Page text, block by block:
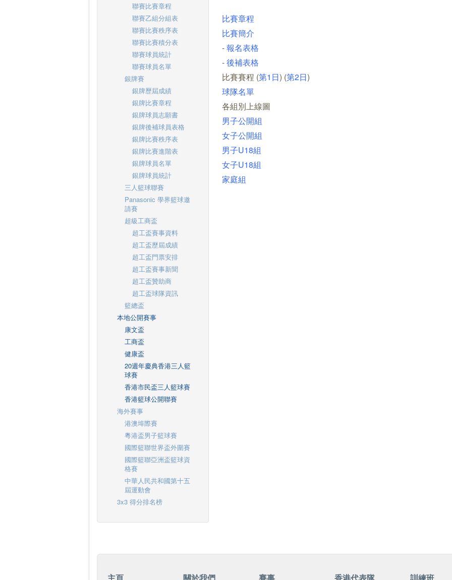
聯賽比賽章程
聯賽乙組分組表
聯賽比賽秩序表
聯賽比賽積分表
聯賽球員統計
聯賽球員名單
銀牌賽
銀牌歷屆成績
銀牌比賽章程
銀牌球員志願書
銀牌後補球員表格
銀牌比賽秩序表
銀牌比賽進階表
銀牌球員名單
銀牌球員統計
三人籃球聯賽
Panasonic 學界籃球邀
請賽
超級工商盃
超工盃賽事資料
超工盃歷屆成績
超工盃門票安排
超工盃賽事新聞
超工盃贊助商
超工盃球隊資訊
籃總盃
本地公開賽事
康文盃
工商盃
健康盃
20週年慶典香港三人籃
球賽
香港市民盃三人籃球賽
香港籃球公開聯賽
海外賽事
港澳埠際賽
粵港盃男子籃球賽
國際籃聯世界盃外圍賽
國際籃聯亞洲盃籃球資
格賽
中華人民共和國第十五
屆運動會
3x3 得分排名榜
比賽章程
比賽簡介
-報名表格
-後補表格
比賽賽程 (第1日) (第2日)
球隊名單
各組別上線圖
男子公開組
女子公開組
男子U18組
女子U18組
家庭組
主頁 關於我們 賽事 香港代表隊 訓練班